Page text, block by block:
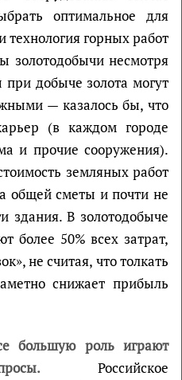
оптимальное для
горных работ
несмотря
добыче золота могут
— казалось бы, что
(в каждом городе
и прочие сооружения).
земляных работ
общей сметы и почти не
здания. В золотодобыче
более 50% всех затрат,
не считая, что толкать
снижает прибыль
большую роль играют
Российское